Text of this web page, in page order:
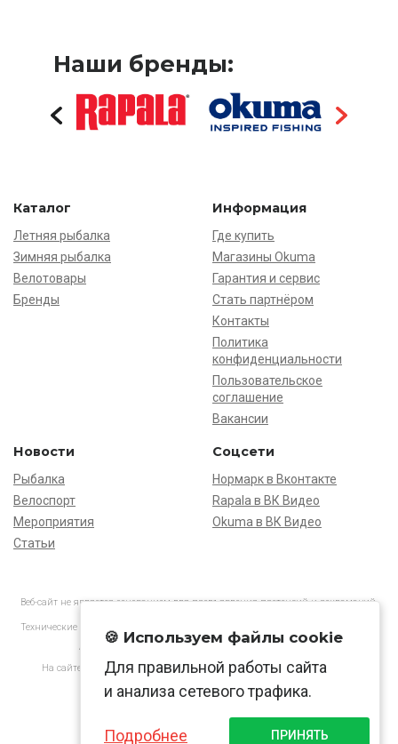
Наши бренды:
Каталог
Летняя рыбалка
Зимняя рыбалка
Велотовары
Бренды
Информация
Где купить
Магазины Okuma
Гарантия и сервис
Стать партнёром
Контакты
Политика
конфиденциальности
Пользовательское
соглашение
Вакансии
Новости
Рыбалка
Велоспорт
Мероприятия
Статьи
Соцсети
Нормарк в Вконтакте
Rapala в ВК Видео
Okuma в ВК Видео
Веб-сайт не является основанием для предъявления претензий и рекламаций,
Технические характеристики товаров могут отличаться от указанных на сайте.
АО «Нормарк» ИНН 7728172512 ОГРН 1037739603505
На сайте применяютсярекомендательные технологиив соответствии
🍪 Используем файлы cookie
Для правильной работы сайта
и анализа сетевого трафика.
Подробнее ПРИНЯТЬ